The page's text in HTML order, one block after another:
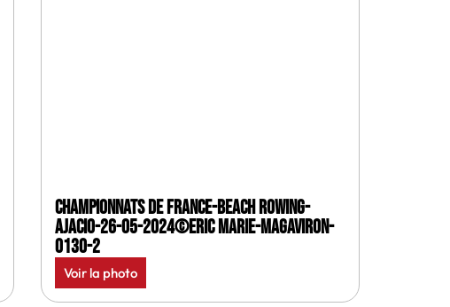
Championnats de France-Beach rowing-
Ajacio-26-05-2024©Eric Marie-MagAviron-
0130-2
Voir la photo